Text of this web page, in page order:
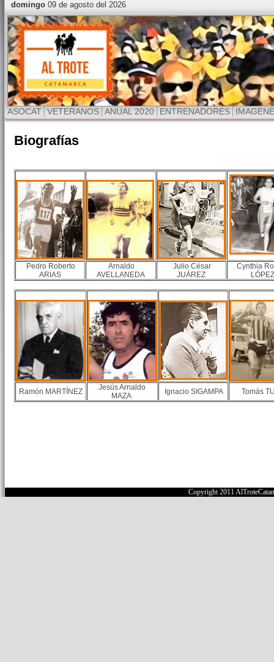
domingo09 de agosto del 2026
ASOCAT VETERANOS ANUAL 2020 ENTRENADORES
Biografías
Pedro Roberto
ARIAS
Arnaldo
AVELLANEDA
Julio César
JUÁREZ
Cynthia
LÓPEZ
Ramón MARTÍNEZ
Jesús Arnaldo
MAZA
Ignacio SIGAMPA Tomás
Copyright 2011